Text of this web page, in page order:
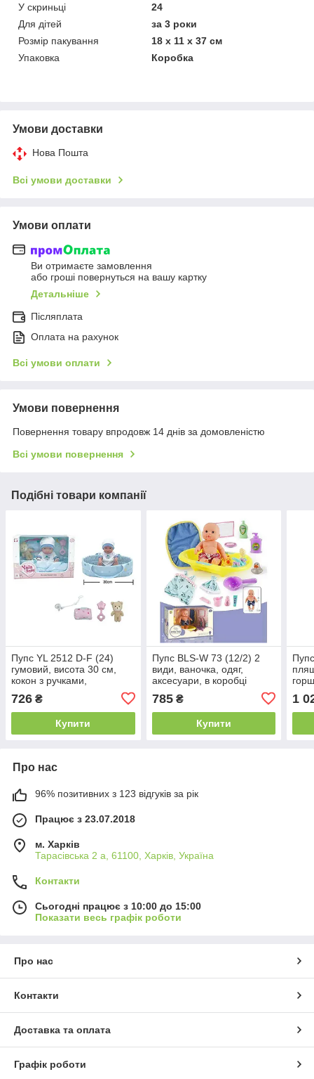
У скриньці
24
Для дітей
за 3 роки
Розмір пакування
18 х 11 х 37 см
Упаковка
Коробка
Умови доставки
Нова Пошта
Всі умови доставки
Умови оплати
Ви отримаєте замовлення
або гроші повернуться на вашу картку
Детальніше
Післяплата
Оплата на рахунок
Всі умови оплати
Умови повернення
Повернення товару впродовж 14 днів за домовленістю
Всі умови повернення
Подібні товари компанії
Пупс YL 2512 D-F (24)
гумовий, висота 30 см,
кокон з ручками,
подушечка, брязкальце,
пустушка, в коробці
726 ₴
Купити
Пупс BLS-W 73 (12/2) 2
види, ваночка, одяг,
аксесуари, в коробці
785₴
Купити
1
Про нас
96% позитивних з 123 відгуків за рік
Працює з 23.07.2018
м. Харків
Тарасівська 2 а, 61100, Харків, Україна
Контакти
Сьогодні працює з 10:00 до 15:00
Показати весь графік роботи
Про нас
Контакти
Доставка та оплата
Графік роботи